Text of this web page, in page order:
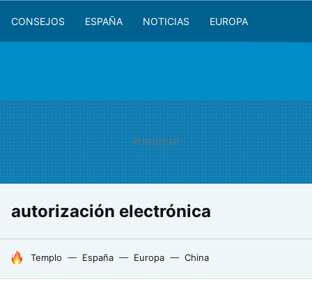
CONSEJOS ESPAÑA NOTICIAS EUROPA
autorización electrónica
HOY SE HABLA DE
Templo España Europa China